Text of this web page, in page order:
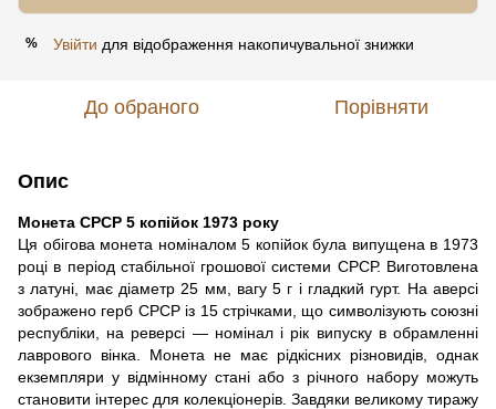
% Увійти для відображення накопичувальної знижки
До обраного Порівняти
Опис
Монета СРСР 5 копійок 1973 року
Ця обігова монета номіналом 5 копійок була випущена в 1973
році в період стабільної грошової системи СРСР. Виготовлена
з латуні, має діаметр 25 мм, вагу 5 г і гладкий гурт. На аверсі
зображено герб СРСР із 15 стрічками, що символізують союзні
республіки, на реверсі — номінал і рік випуску в обрамленні
лаврового вінка. Монета не має рідкісних різновидів, однак
екземпляри у відмінному стані або з річного набору можуть
становити інтерес для колекціонерів. Завдяки великому тиражу